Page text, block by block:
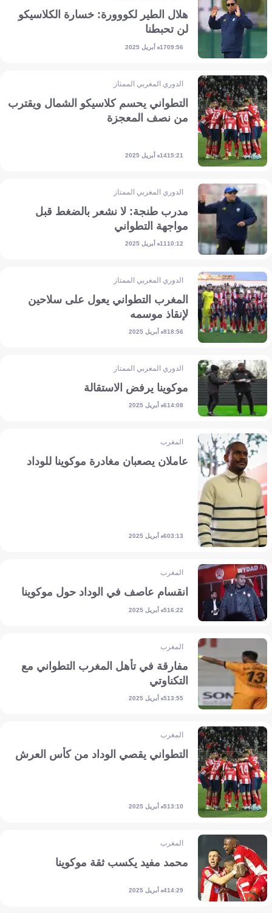
هلال الطير لكووورة: خسارة الكلاسيكو
لن تحبطنا
09:5617 أبريل 2025
الدوري المغربي الممتاز
التطواني يحسم كلاسيكو الشمال ويقترب
من نصف المعجزة
15:2114 أبريل 2025
الدوري المغربي الممتاز
مدرب طنجة: لا نشعر بالضغط قبل
مواجهة التطواني
10:1211 أبريل 2025
الدوري المغربي الممتاز
المغرب التطواني يعول على سلاحين
لإنقاذ موسمه
18:569 أبريل 2025
الدوري المغربي الممتاز
موكوينا يرفض الاستقالة
14:086 أبريل 2025
المغرب
عاملان يصعبان مغادرة موكوينا للوداد
03:136 أبريل 2025
المغرب
انقسام عاصف في الوداد حول موكوينا
16:225 أبريل 2025
المغرب
مفارقة في تأهل المغرب التطواني مع
التكناوتي
13:555 أبريل 2025
المغرب
التطواني يقصي الوداد من كأس العرش
13:105 أبريل 2025
المغرب
محمد مفيد يكسب ثقة موكوينا
14:294 أبريل 2025